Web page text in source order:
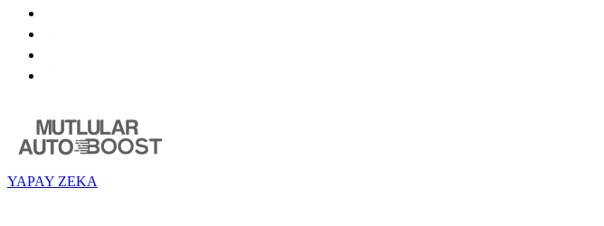
YAPAY ZEKA